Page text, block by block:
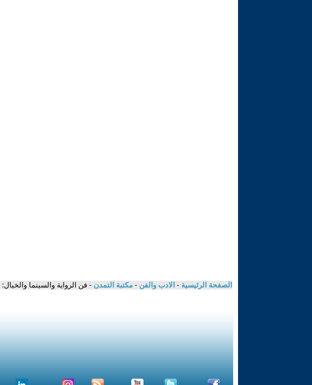
الصفحة الرئيسية - الادب والفن - مكتبة التمدن - فن الرواية والسينما